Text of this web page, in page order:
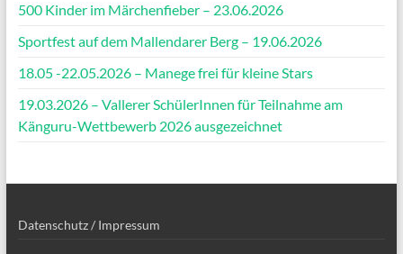
500 Kinder im Märchenfieber – 23.06.2026
Sportfest auf dem Mallendarer Berg – 19.06.2026
18.05 -22.05.2026 – Manege frei für kleine Stars
19.03.2026 – Vallerer SchülerInnen für Teilnahme am
Känguru-Wettbewerb 2026 ausgezeichnet
Datenschutz / Impressum